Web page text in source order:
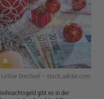
Drechsel – stock.adobe.com
gibt es in der